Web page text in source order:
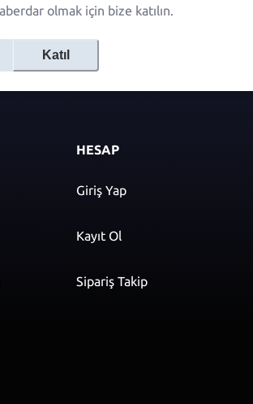
olmak için bize katılın.
Katıl
HESAP
Giriş Yap
Kayıt Ol
Sipariş Takip